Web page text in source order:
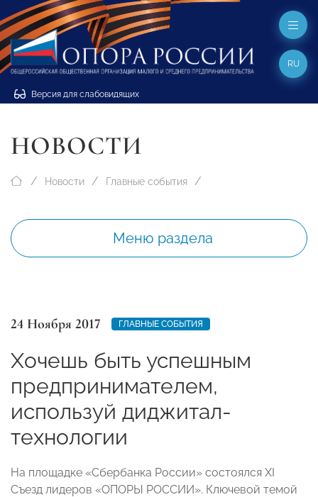
Версия для слабовидящих
RU
НОВОСТИ
Новости Главные события
Меню раздела
24 Ноября 2017 ГЛАВНЫЕ СОБЫТИЯ
Хочешь быть успешным
предпринимателем,
используй диджитал-
технологии
На площадке «Сбербанка России» состоялся XI
Съезд лидеров «ОПОРЫ РОССИИ». Ключевой темой